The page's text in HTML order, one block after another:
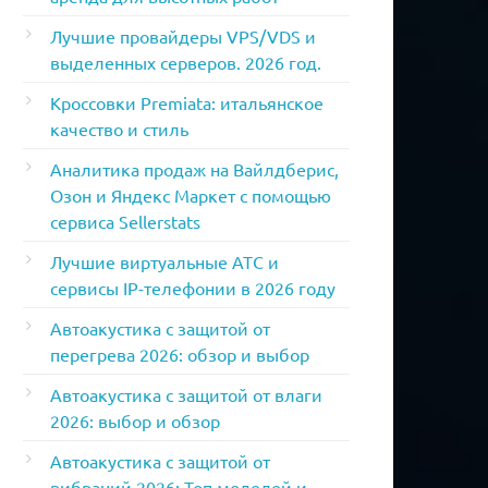
Лучшие провайдеры VPS/VDS и
выделенных серверов. 2026 год.
Кроссовки Premiata: итальянское
качество и стиль
Аналитика продаж на Вайлдберис,
Озон и Яндекс Маркет с помощью
сервиса Sellerstats
Лучшие виртуальные АТС и
сервисы IP-телефонии в 2026 году
Автоакустика с защитой от
перегрева 2026: обзор и выбор
Автоакустика с защитой от влаги
2026: выбор и обзор
Автоакустика с защитой от